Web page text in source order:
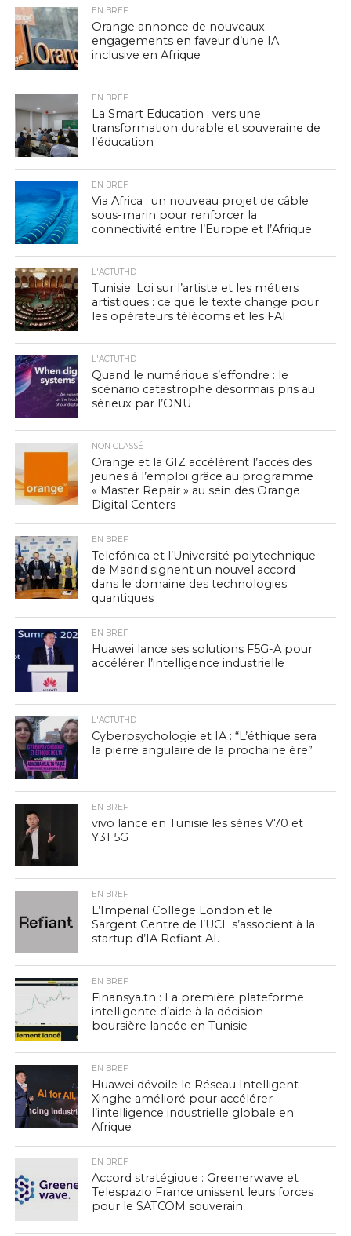
EN BREF
Orange annonce de nouveaux
engagements en faveur d’une IA
inclusive en Afrique
EN BREF
La Smart Education : vers une
transformation durable et souveraine de
l’éducation
EN BREF
Via Africa : un nouveau projet de câble
sous-marin pour renforcer la
connectivité entre l’Europe et l’Afrique
L'ACTUTHD
Tunisie. Loi sur l’artiste et les métiers
artistiques : ce que le texte change pour
les opérateurs télécoms et les FAI
L'ACTUTHD
Quand le numérique s’effondre : le
scénario catastrophe désormais pris au
sérieux par l’ONU
NON CLASSÉ
Orange et la GIZ accélèrent l’accès des
jeunes à l’emploi grâce au programme
« Master Repair » au sein des Orange
Digital Centers
EN BREF
Telefónica et l’Université polytechnique
de Madrid signent un nouvel accord
dans le domaine des technologies
quantiques
EN BREF
Huawei lance ses solutions F5G-A pour
accélérer l’intelligence industrielle
L'ACTUTHD
Cyberpsychologie et IA : “L’éthique sera
la pierre angulaire de la prochaine ère”
EN BREF
vivo lance en Tunisie les séries V70 et
Y31 5G
EN BREF
L’Imperial College London et le
Sargent Centre de l’UCL s’associent à la
startup d’IA Refiant AI.
EN BREF
Finansya.tn : La première plateforme
intelligente d’aide à la décision
boursière lancée en Tunisie
EN BREF
Huawei dévoile le Réseau Intelligent
Xinghe amélioré pour accélérer
l’intelligence industrielle globale en
Afrique
EN BREF
Accord stratégique : Greenerwave et
Telespazio France unissent leurs forces
pour le SATCOM souverain